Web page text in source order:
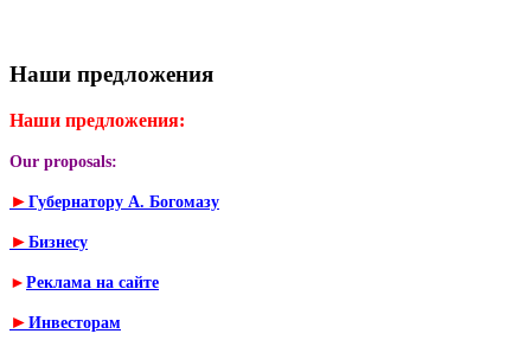
Наши предложения
Наши предложения:
Our proposals:
► Губернатору А. Богомазу
► Бизнесу
► Реклама на сайте
► Инвесторам